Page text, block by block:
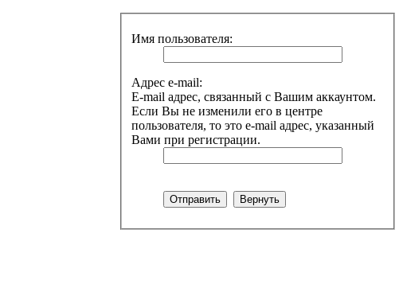
Имя пользователя:
Адрес e-mail:
E-mail адрес, связанный с Вашим аккаунтом.
Если Вы не изменили его в центре
пользователя, то это e-mail адрес, указанный
Вами при регистрации.